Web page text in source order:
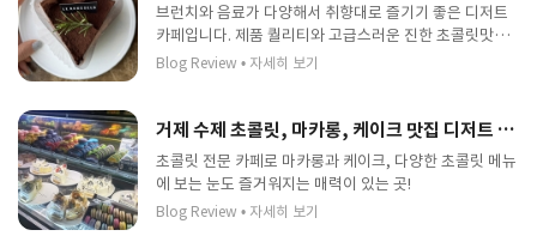
브런치와 음료가 다양해서 취향대로 즐기기 좋은 디저트
카페입니다. 제품 퀄리티와 고급스러운 진한 초콜릿맛에
반해 버릴 수 있는 곳 입니다.
Blog Review • 자세히 보기
거제 수제 초콜릿, 마카롱, 케이크 맛집 디저트 카페
초콜릿 전문 카페로 마카롱과 케이크, 다양한 초콜릿 메뉴
에 보는 눈도 즐거워지는 매력이 있는 곳!
Blog Review • 자세히 보기